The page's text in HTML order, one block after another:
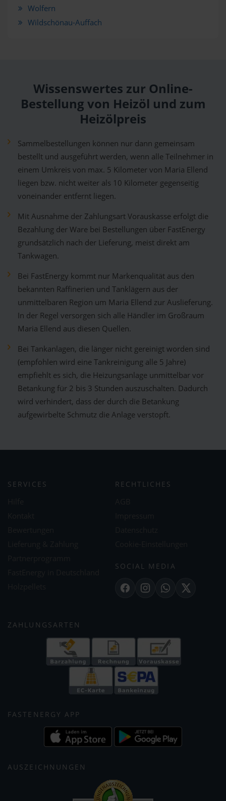
Wolfern
Wildschönau-Auffach
Wissenswertes zur Online-
Bestellung von Heizöl und zum
Heizölpreis
Sammelbestellungen können nur dann gemeinsam
bestellt und ausgeführt werden, wenn alle Teilnehmer in
einem Umkreis von max. 5 Kilometer von Maria Ellend
liegen bzw. nicht weiter als 10 Kilometer gegenseitig
voneinander entfernt liegen.
Mit Ausnahme der Zahlungsart Vorauskasse erfolgt die
Bezahlung der Ware bei Bestellungen über FastEnergy
grundsätzlich nach der Lieferung, meist direkt am
Tankwagen.
Bei FastEnergy kommt nur Markenqualität aus den
bekannten Raffinerien und Tanklägern aus der
unmittelbaren Region um Maria Ellend zur Auslieferung.
In der Regel versorgen sich alle Händler im Großraum
Maria Ellend aus diesen Quellen.
Bei Tankanlagen, die länger nicht gereinigt worden sind
(empfohlen wird eine Tankreinigung alle 5 Jahre)
empfiehlt es sich, die Heizungsanlage unmittelbar vor
Betankung für 2 bis 3 Stunden auszuschalten. Dadurch
wird verhindert, dass der durch die Betankung
aufgewirbelte Schmutz die Anlage verstopft.
SERVICES RECHTLICHES
SOCIAL MEDIA
FacebookInstagramWhatsApp
X
ZAHLUNGSARTEN
FASTENERGY APP
AUSZEICHNUNGEN